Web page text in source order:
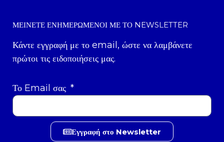
ΜΕΊΝΕΤΕ ΕΝΗΜΕΡΩΜΈΝΟΙ ΜΕ ΤΟ NEWSLETTER
Κάντε εγγραφή με το email, ώστε να λαμβάνετε
πρώτοι τις ειδοποιήσεις μας.
Το Email σας
Εγγραφή στο Newsletter